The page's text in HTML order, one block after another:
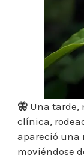
🦋 Una tarde,
clínica,
apareció una
moviéndose